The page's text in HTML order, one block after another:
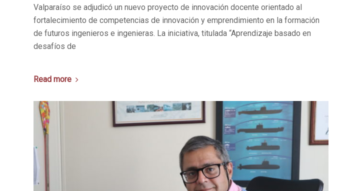
Valparaíso se adjudicó un nuevo proyecto de innovación docente orientado al
fortalecimiento de competencias de innovación y emprendimiento en la formación
de futuros ingenieros e ingenieras. La iniciativa, titulada “Aprendizaje basado en
desafíos de
Read more